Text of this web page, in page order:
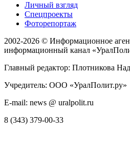
Личный взгляд
Спецпроекты
Фоторепортаж
2002-2026 © Информационное
информационный канал
Главный редактор: Плотникова
Учредитель: ООО «УралПолит.ру»
E-mail: news @ uralpolit.ru
8 (343) 379-00-33